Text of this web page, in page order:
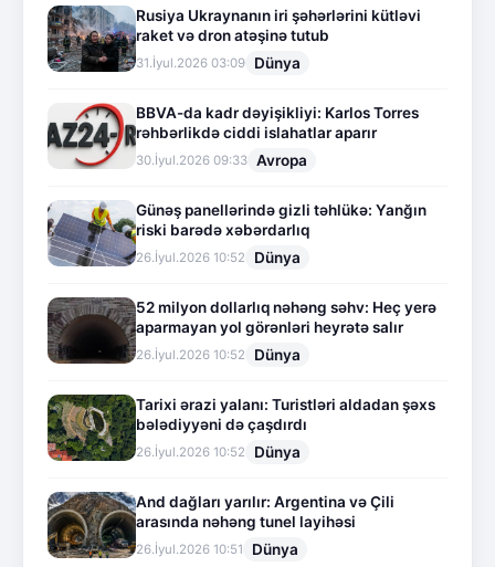
Rusiya Ukraynanın iri şəhərlərini kütləvi
raket və dron atəşinə tutub
31.İyul.2026 03:09 Dünya
BBVA-da kadr dəyişikliyi: Karlos Torres
rəhbərlikdə ciddi islahatlar aparır
30.İyul.2026 09:33 Avropa
Günəş panellərində gizli təhlükə: Yanğın
riski barədə xəbərdarlıq
26.İyul.2026 10:52 Dünya
52 milyon dollarlıq nəhəng səhv: Heç yerə
aparmayan yol görənləri heyrətə salır
26.İyul.2026 10:52 Dünya
Tarixi ərazi yalanı: Turistləri aldadan şəxs
bələdiyyəni də çaşdırdı
26.İyul.2026 10:52 Dünya
And dağları yarılır: Argentina və Çili
arasında nəhəng tunel layihəsi
26.İyul.2026 10:51 Dünya